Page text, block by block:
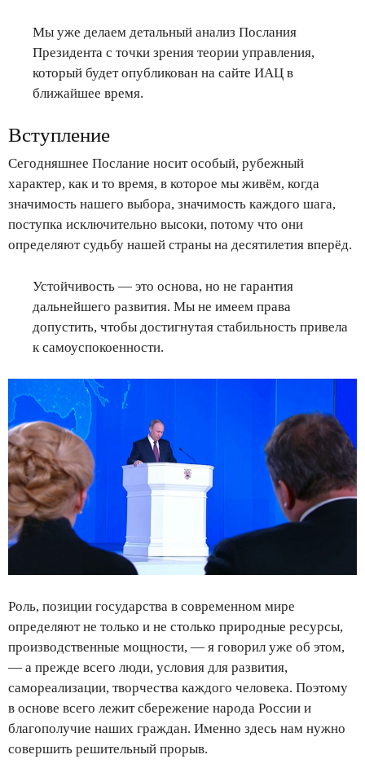
Мы уже делаем детальный анализ Послания
Президента с точки зрения теории управления,
который будет опубликован на сайте ИАЦ в
ближайшее время.
Вступление
Сегодняшнее Послание носит особый, рубежный
характер, как и то время, в которое мы живём, когда
значимость нашего выбора, значимость каждого шага,
поступка исключительно высоки, потому что они
определяют судьбу нашей страны на десятилетия вперёд.
Устойчивость — это основа, но не гарантия
дальнейшего развития. Мы не имеем права
допустить, чтобы достигнутая стабильность привела
к самоуспокоенности.
Роль, позиции государства в современном мире
определяют не только и не столько природные ресурсы,
производственные мощности, — я говорил уже об этом,
— а прежде всего люди, условия для развития,
самореализации, творчества каждого человека. Поэтому
в основе всего лежит сбережение народа России и
благополучие наших граждан. Именно здесь нам нужно
совершить решительный прорыв.